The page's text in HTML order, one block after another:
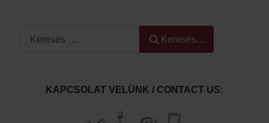
Keresés...
KAPCSOLAT VELÜNK / CONTACT US: